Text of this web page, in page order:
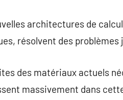
architectures de
résolvent des problèmes
des matériaux actuels
massivement dans